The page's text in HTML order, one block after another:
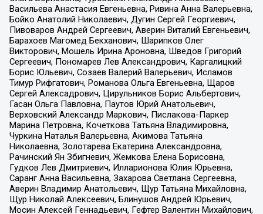
Васильева Анастасия Евгеньевна, Ривина Анна Валерьевна,
Бойко Анатолий Николаевич, Дугин Сергей Георгиевич,
Пивоваров Андрей Сергеевич, Аверин Виталий Евгеньевич,
Барахоев Магомед Бекханович, Шарипков Олег
Викторович, Мошель Ирина Ароновна, Шведов Григорий
Сергеевич, Пономарев Лев Александрович, Каргалицкий
Борис Юльевич, Созаев Валерий Валерьевич, Исламов
Тимур Рифгатович, Романова Ольга Евгеньевна, Щаров
Сергей Алексадрович, Цирульников Борис Альбертович,
Гасан Ольга Павловна, Паутов Юрий Анатольевич,
Верховский Александр Маркович, Пислакова-Паркер
Марина Петровна, Кочеткова Татьяна Владимировна,
Чуркина Наталья Валерьевна, Акимова Татьяна
Николаевна, Золотарева Екатерина Александровна,
Рачинский Ян Збигневич, Жемкова Елена Борисовна,
Гудков Лев Дмитриевич, Илларионова Юлия Юрьевна,
Саранг Анна Васильевна, Захарова Светлана Сергеевна,
Аверин Владимир Анатольевич, Щур Татьяна Михайловна,
Щур Николай Алексеевич, Блинушов Андрей Юрьевич,
Мосин Алексей Геннадьевич, Гефтер Валентин Михайлович,